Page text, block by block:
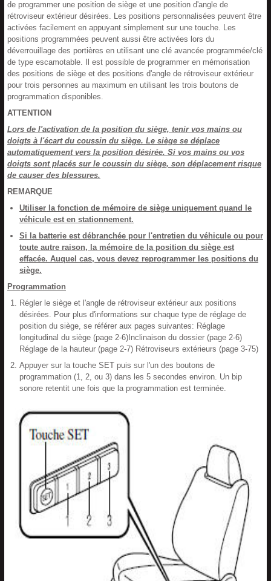
de programmer une position de siège et une position d'angle de
rétroviseur extérieur désirées. Les positions personnalisées peuvent être
activées facilement en appuyant simplement sur une touche. Les
positions programmées peuvent aussi être activées lors du
déverrouillage des portières en utilisant une clé avancée programmée/clé
de type escamotable. Il est possible de programmer en mémorisation
des positions de siège et des positions d'angle de rétroviseur extérieur
pour trois personnes au maximum en utilisant les trois boutons de
programmation disponibles.
ATTENTION
Lors de l'activation de la position du siège, tenir vos mains ou
doigts à l'écart du coussin du siège. Le siège se déplace
automatiquement vers la position désirée. Si vos mains ou vos
doigts sont placés sur le coussin du siège, son déplacement risque
de causer des blessures.
REMARQUE
Utiliser la fonction de mémoire de siège uniquement quand le
véhicule est en stationnement.
Si la batterie est débranchée pour l'entretien du véhicule ou pour
toute autre raison, la mémoire de la position du siège est
effacée. Auquel cas, vous devez reprogrammer les positions du
siège.
Programmation
Régler le siège et l'angle de rétroviseur extérieur aux positions
désirées. Pour plus d'informations sur chaque type de réglage de
position du siège, se référer aux pages suivantes: Réglage
longitudinal du siège (page 2-6)Inclinaison du dossier (page 2-6)
Réglage de la hauteur (page 2-7) Rétroviseurs extérieurs (page 3-75)
Appuyer sur la touche SET puis sur l'un des boutons de
programmation (1, 2, ou 3) dans les 5 secondes environ. Un bip
sonore retentit une fois que la programmation est terminée.